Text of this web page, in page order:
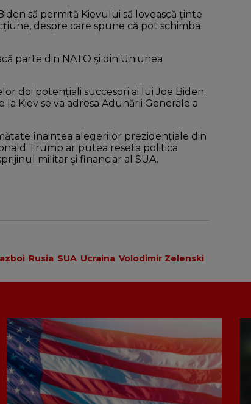
să permită Kievului să lovească ţinte
despre care spune că pot schimba
parte din NATO și din Uniunea
doi potențiali succesori ai lui Joe Biden:
Kiev se va adresa Adunării Generale a
înaintea alegerilor prezidențiale din
Trump ar putea reseta politica
militar și financiar al SUA.
Rusia SUA Ucraina Volodimir Zelenski